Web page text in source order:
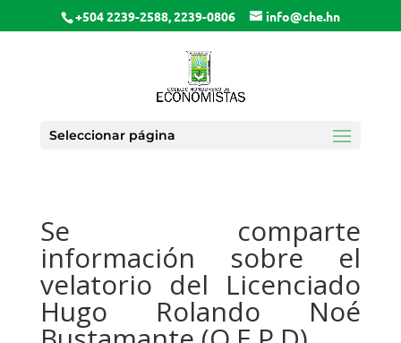
+504 2239-2588, 2239-0806 info@che.hn
Seleccionar página
Se comparte
información sobre el
velatorio del Licenciado
Hugo Rolando Noé